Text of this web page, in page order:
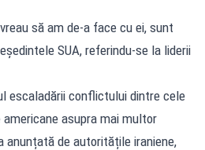
să am de-a face cu ei, sunt
SUA, referindu-se la liderii
escaladării conflictului dintre cele
asupra mai multor
anunțată de autoritățile iraniene,